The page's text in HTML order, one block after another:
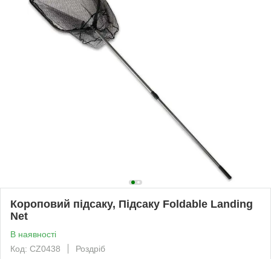
Короповий підсаку, Підсаку Foldable Landing
Net
В наявності
Код: CZ0438
Роздріб